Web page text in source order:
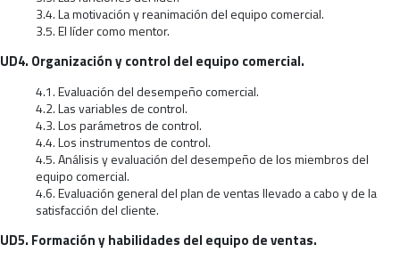
3.4. La motivación y reanimación del equipo comercial.
3.5. El líder como mentor.
UD4. Organización y control del equipo comercial.
4.1. Evaluación del desempeño comercial.
4.2. Las variables de control.
4.3. Los parámetros de control.
4.4. Los instrumentos de control.
4.5. Análisis y evaluación del desempeño de los miembros del
equipo comercial.
4.6. Evaluación general del plan de ventas llevado a cabo y de la
satisfacción del cliente.
UD5. Formación y habilidades del equipo de ventas.